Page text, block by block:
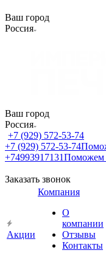
Ваш город
Россия
Ваш город
Россия
+7 (929) 572-53-74
+7 (929) 572-53-74
+74993917131Поможем
Заказать звонок
Акции
Компания
О
компании
Отзывы
Контакты